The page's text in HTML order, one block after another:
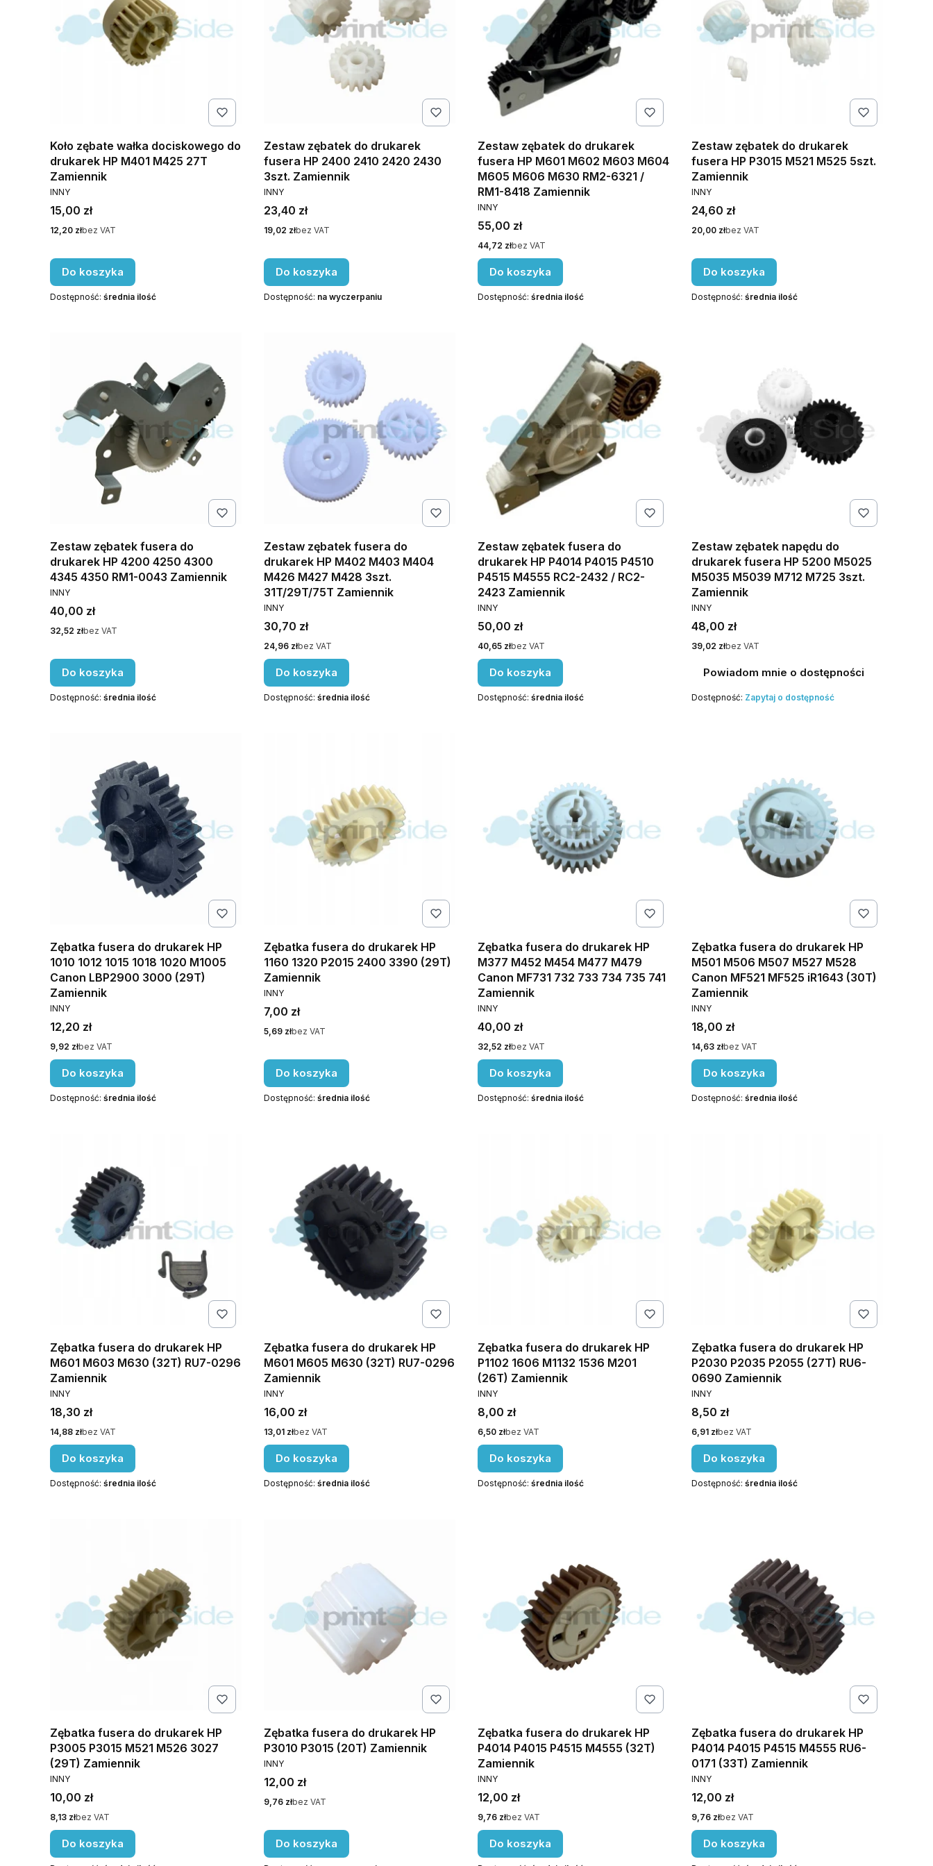
Koło zębate wałka dociskowego do
drukarek HP M401 M425 27T
Zamiennik
PRODUCENT
INNY
Cena
15,00 zł
Cena
12,20 złbez VAT
Do koszyka
Dostępność: średnia ilość
Zestaw zębatek do drukarek
fusera HP 2400 2410 2420 2430
3szt. Zamiennik
PRODUCENT
INNY
Cena
23,40 zł
Cena
19,02 złbez VAT
Do koszyka
Dostępność: na wyczerpaniu
Zestaw zębatek do drukarek
fusera HP M601 M602 M603 M604
M605 M606 M630 RM2-6321 /
RM1-8418 Zamiennik
PRODUCENT
INNY
Cena
55,00 zł
Cena
44,72 złbez VAT
Do koszyka
Dostępność: średnia ilość
Zestaw zębatek do drukarek
fusera HP P3015 M521 M525 5szt.
Zamiennik
PRODUCENT
INNY
Cena
24,60 zł
Cena
20,00 złbez VAT
Do koszyka
Dostępność: średnia ilość
Zestaw zębatek fusera do
drukarek HP 4200 4250 4300
4345 4350 RM1-0043 Zamiennik
PRODUCENT
INNY
Cena
40,00 zł
Cena
32,52 złbez VAT
Do koszyka
Dostępność: średnia ilość
Zestaw zębatek fusera do
drukarek HP M402 M403 M404
M426 M427 M428 3szt.
31T/29T/75T Zamiennik
PRODUCENT
INNY
Cena
30,70 zł
Cena
24,96 złbez VAT
Do koszyka
Dostępność: średnia ilość
Zestaw zębatek fusera do
drukarek HP P4014 P4015 P4510
P4515 M4555 RC2-2432 / RC2-
2423 Zamiennik
PRODUCENT
INNY
Cena
50,00 zł
Cena
40,65 złbez VAT
Do koszyka
Dostępność: średnia ilość
Zestaw zębatek napędu do
drukarek fusera HP 5200 M5025
M5035 M5039 M712 M725 3szt.
Zamiennik
PRODUCENT
INNY
Cena
48,00 zł
Cena
39,02 złbez VAT
Powiadom mnie o dostępności
Dostępność: Zapytaj o dostępność
Zębatka fusera do drukarek HP
1010 1012 1015 1018 1020 M1005
Canon LBP2900 3000 (29T)
Zamiennik
PRODUCENT
INNY
Cena
12,20 zł
Cena
9,92 złbez VAT
Do koszyka
Dostępność: średnia ilość
Zębatka fusera do drukarek HP
1160 1320 P2015 2400 3390 (29T)
Zamiennik
PRODUCENT
INNY
Cena
7,00 zł
Cena
5,69 złbez VAT
Do koszyka
Dostępność: średnia ilość
Zębatka fusera do drukarek HP
M377 M452 M454 M477 M479
Canon MF731 732 733 734 735 741
Zamiennik
PRODUCENT
INNY
Cena
40,00 zł
Cena
32,52 złbez VAT
Do koszyka
Dostępność: średnia ilość
Zębatka fusera do drukarek HP
M501 M506 M507 M527 M528
Canon MF521 MF525 iR1643 (30T)
Zamiennik
PRODUCENT
INNY
Cena
18,00 zł
Cena
14,63 złbez VAT
Do koszyka
Dostępność: średnia ilość
Zębatka fusera do drukarek HP
M601 M603 M630 (32T) RU7-0296
Zamiennik
PRODUCENT
INNY
Cena
18,30 zł
Cena
14,88 złbez VAT
Do koszyka
Dostępność: średnia ilość
Zębatka fusera do drukarek HP
M601 M605 M630 (32T) RU7-0296
Zamiennik
PRODUCENT
INNY
Cena
16,00 zł
Cena
13,01 złbez VAT
Do koszyka
Dostępność: średnia ilość
Zębatka fusera do drukarek HP
P1102 1606 M1132 1536 M201
(26T) Zamiennik
PRODUCENT
INNY
Cena
8,00 zł
Cena
6,50 złbez VAT
Do koszyka
Dostępność: średnia ilość
Zębatka fusera do drukarek HP
P2030 P2035 P2055 (27T) RU6-
0690 Zamiennik
PRODUCENT
INNY
Cena
8,50 zł
Cena
6,91 złbez VAT
Do koszyka
Dostępność: średnia ilość
Zębatka fusera do drukarek HP
P3005 P3015 M521 M526 3027
(29T) Zamiennik
PRODUCENT
INNY
Cena
10,00 zł
Cena
8,13 złbez VAT
Do koszyka
Zębatka fusera do drukarek HP
P3010 P3015 (20T) Zamiennik
PRODUCENT
INNY
Cena
12,00 zł
Cena
9,76 złbez VAT
Do koszyka
Zębatka fusera do drukarek HP
P4014 P4015 P4515 M4555 (32T)
Zamiennik
PRODUCENT
INNY
Cena
12,00 zł
Cena
9,76 złbez VAT
Do koszyka
Zębatka fusera do drukarek HP
P4014 P4015 P4515 M4555 RU6-
0171 (33T) Zamiennik
PRODUCENT
INNY
Cena
12,00 zł
Cena
9,76 złbez VAT
Do koszyka